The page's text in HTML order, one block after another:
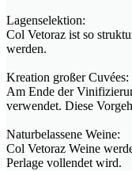
Lagenselektion:
Col Vetoraz ist so
werden.
Kreation großer Cuvées:
Am Ende der
verwendet. Diese
Naturbelassene Weine:
Col Vetoraz Weine
Perlage vollendet wird.